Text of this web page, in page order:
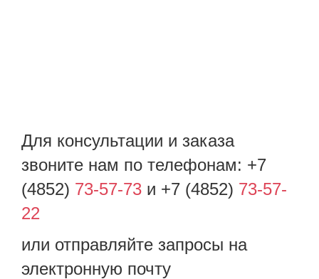
Для консультации и заказа
звоните нам по телефонам: +7
(4852) 73-57-73 и +7 (4852) 73-57-
22
или отправляйте запросы на
электронную почту